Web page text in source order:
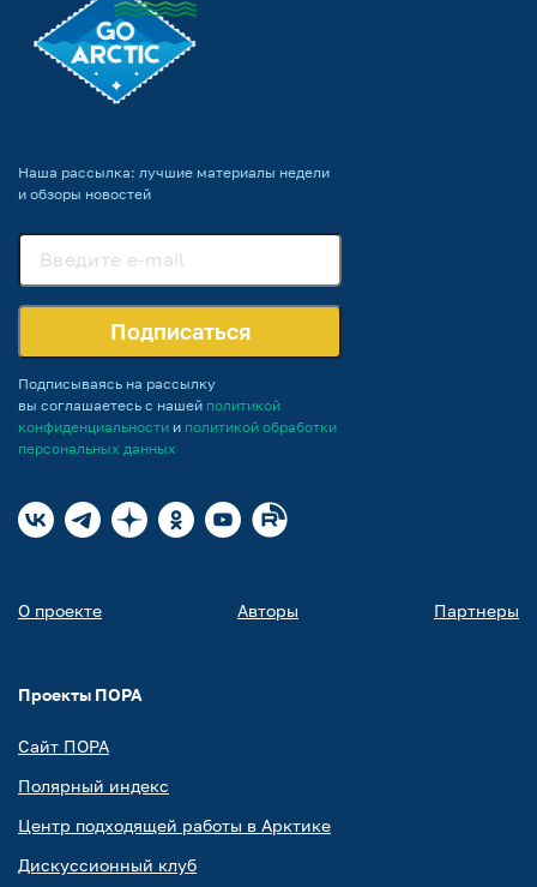
Наша рассылка: лучшие материалы недели
и обзоры новостей
Подписаться
Подписываясь на рассылку
вы соглашаетесь с нашей политикой
конфиденциальности и политикой обработки
персональных данных
О проекте Авторы Партнеры
Проекты ПОРА
Сайт ПОРА
Полярный индекс
Центр подходящей работы в Арктике
Дискуссионный клуб